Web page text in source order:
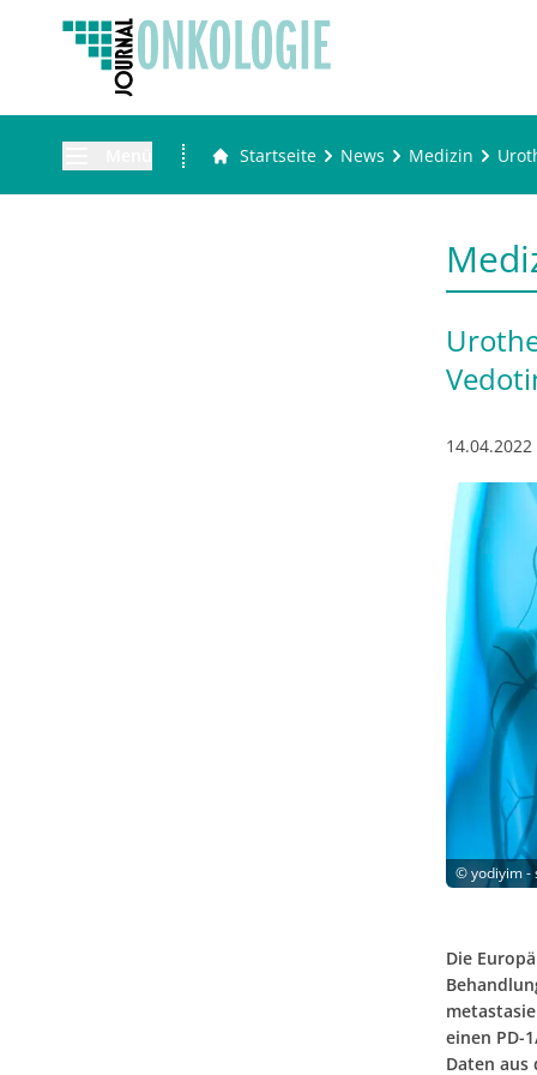
Startseite News Medizin
14.04.2022
©yodiyim -
Die
einen PD-
Daten aus